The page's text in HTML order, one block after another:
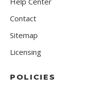
Contact
Sitemap
Licensing
POLICIES